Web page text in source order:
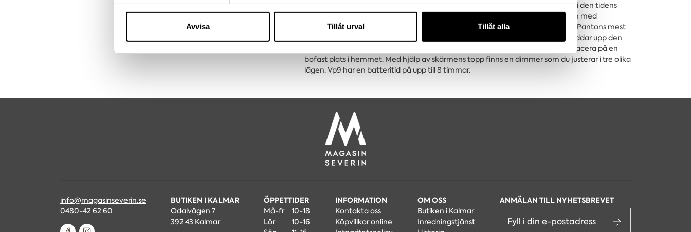
sociala medier och analysera vår trafik. Vi vidarebefordrar även sådana identifierare och annan information från din enhet
till de sociala medier och annons- och analysföretag som vi samarbetar med. Dessa kan i sin tur kombinera informationen
Avvisa Tillåt urval Tillåt alla
ofta var inredningsprojekt placerade i psykedeliska miljöer. Han skapade ofta i den tidens
mirakelmaterial - plast. Och Panton var så förknippad med färg att han till och med
uttryckte sig vara positiv till skatt på vit färg. Vp9 är den portabla versionen av Pantons mest
älskade lampmodell Flowerpot, utgiven 52 år efter den första varianten. Du laddar upp den
med en medföljande USB och kan sedan ta med dig den till uteplatsen eller placera på en
bofast plats i hemmet. Med hjälp av skärmens topp finns en dimmer som du justerar i tre olika
lägen. Vp9 har en batteritid på upp till 8 timmar.
BUTIKEN I KALMAR
Odalvägen 7
392 43 Kalmar
ÖPPETTIDER
Må-fr
10-18
Lör
10-16
INFORMATION
Kontakta oss
Köpvillkor online
OM OSS
Butiken i Kalmar
Inredningstjänst
info@magasinseverin.se
0480-42 62 60
ANMÄLAN TILL NYHETSBREVET